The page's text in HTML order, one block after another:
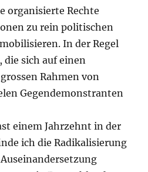
organisierte Rechte
zu rein politischen
In der Regel
die sich auf einen
Rahmen von
Gegendemonstranten
einem Jahrzehnt in der
ich die Radikalisierung